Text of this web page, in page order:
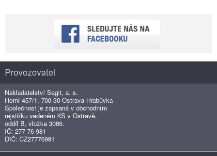
Provozovatel
Nakladatelství Sagit, a. s.
Horní 457/1, 700 30 Ostrava-Hrabůvka
Společnost je zapsaná v obchodním
rejstříku vedeném KS v Ostravě,
oddíl B, vložka 3086.
IČ: 277 76 981
DIČ: CZ27776981